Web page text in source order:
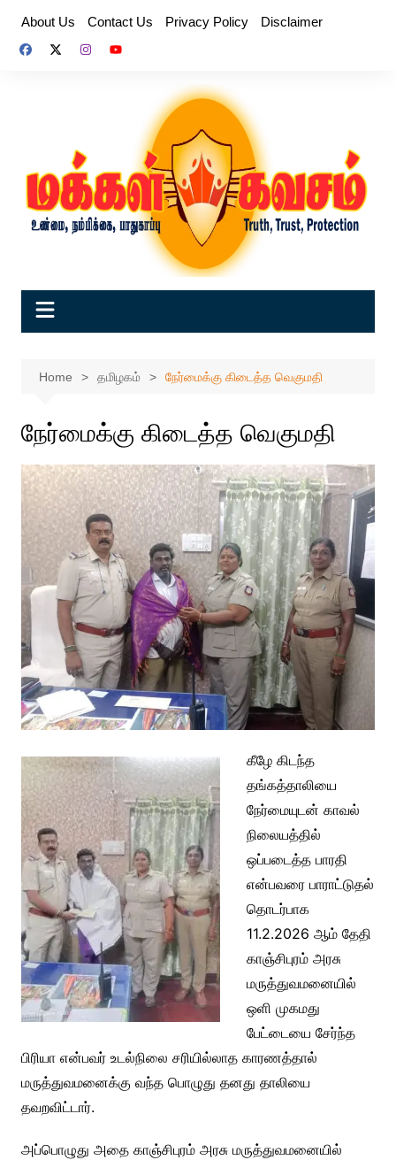
content
About Us Contact Us Privacy Policy Disclaimer
Home தமிழகம் நேர்மைக்கு கிடைத்த வெகுமதி
நேர்மைக்கு கிடைத்த வெகுமதி
கீழே கிடந்த
தங்கத்தாலியை
நேர்மையுடன் காவல்
நிலையத்தில்
ஒப்படைத்த பாரதி
என்பவரை பாராட்டுதல்
தொடர்பாக
11.2.2026 ஆம் தேதி
காஞ்சிபுரம் அரசு
மருத்துவமனையில்
ஒளி முகமது
பேட்டையை சேர்ந்த
பிரியா என்பவர் உடல்நிலை சரியில்லாத காரணத்தால்
மருத்துவமனைக்கு வந்த பொழுது தனது தாலியை
தவறவிட்டார்.
அப்பொழுது அதை காஞ்சிபுரம் அரசு மருத்துவமனையில்